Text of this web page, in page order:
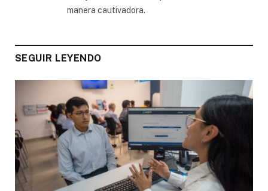
manera cautivadora.
SEGUIR LEYENDO